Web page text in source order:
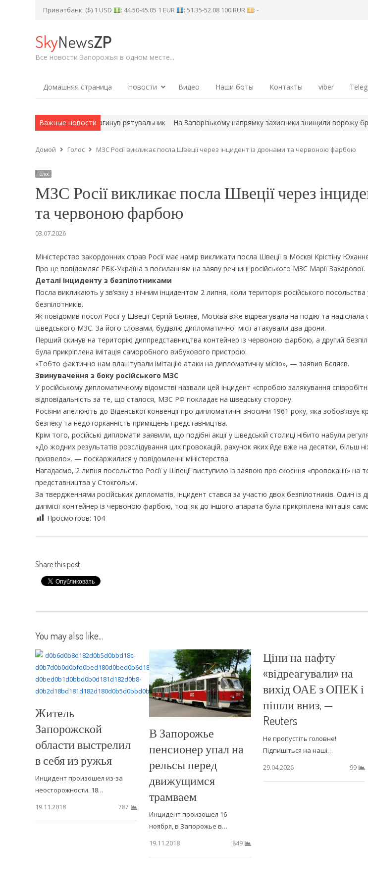
Приватбанк: ($) 1 USD : 44.50-45.05 1 EUR : 51.35-52.08 100 RUR : -
SkyNewsZP
Все новости Запорожья в одном месте...
Домашняя страница Новости Видео Наши боты Контакты viber
Важные новости
атаки БпЛА загинув рятувальник На Запорізькому напрямку захисники знищили ворожу
Домой Голос МЗС Росії викликає посла Швеції через інцидент із дронами та червоною фарбою
Голос
МЗС Росії викликає посла Швеції через
та червоною фарбою
03.07.2026
Міністерство закордонних справ Росії має намір викликати посла Швеції в Москві Крістіну
Про це повідомляє РБК-Україна з посиланням на заяву речниці російського МЗС Марії Захарової.
Деталі інциденту з безпілотниками
Посла викликають у зв’язку з нічним інцидентом 2 липня, коли територія російського
безпілотників.
Як повідомив посол Росії у Швеції Сергій Бєляєв, Москва вже відреагувала на подію та надіслала
шведського МЗС. За його словами, будівлю дипломатичної місії атакували два дрони.
Перший скинув на територію диппредставництва контейнер із червоною фарбою, а другий
була прикріплена імітація саморобного вибухового пристрою.
«Тобто фактично нам влаштували імітацію атаки на дипломатичну місію», — заявив Бєляєв.
Звинувачення з боку російського МЗС
У російському дипломатичному відомстві назвали цей інцидент «спробою залякування
відповідальність за те, що сталося, МЗС РФ покладає на шведську сторону.
Росіяни апелюють до Віденської конвенції про дипломатичні зносини 1961 року, яка зобов’язує
безпеку та недоторканність приміщень представництва.
Крім того, російські дипломати заявили, що подібні акції у шведській столиці нібито набули
«До жодних результатів розслідування цих провокацій, рахунок яких йде вже на десятки, більш
призвело», — поскаржилися у повідомленні міністерства.
Нагадаємо, 2 липня посольство Росії у Швеції виступило із заявою про скоєння «провокації» на
представництва у Стокгольмі.
За твердженнями російських дипломатів, інцидент стався за участю двох безпілотників. Один із
дипмісії контейнер із червоною фарбою, тоді як до іншого апарата була прикріплена імітація
Просмотров: 104
Share this post
You may also like...
Житель
Запорожской
области выстрелил
в себя из ружья
Инцидент произошел из-за
неосторожности. 18…
19.11.2018
787
В Запорожье
пенсионер упал на
рельсы перед
движущимся
трамваем
Инцидент произошел 16
ноября, в Запорожье в…
19.11.2018
849
Ціни на нафту
«відреагували» на
вихід ОАЕ з ОПЕК і
пішли вниз, —
Reuters
Не пропустіть головне!
Підпишіться на наші…
29.04.2026
99